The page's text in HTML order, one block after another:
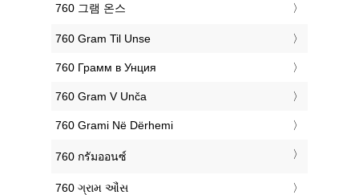
‎760 그램 온스
‎760 Gram Til Unse
‎760 Грамм в Унция
‎760 Gram V Unča
‎760 Grami Në Dërhemi
‎760 กรัมออนซ์
‎760 ગ્રામ ઔંસ